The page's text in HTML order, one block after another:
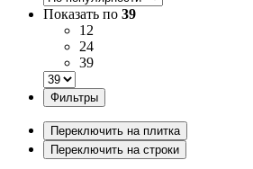
Показать по 39
12
24
39
Фильтры
Переключить на плитка
Переключить на строки